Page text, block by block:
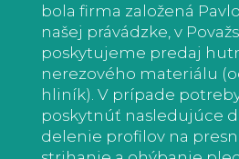
bola firma založená
našej právádzke, v
poskytujeme predaj
nerezového materiálu
hliník). V prípade
poskytnúť nasledujúce
delenie profilov na